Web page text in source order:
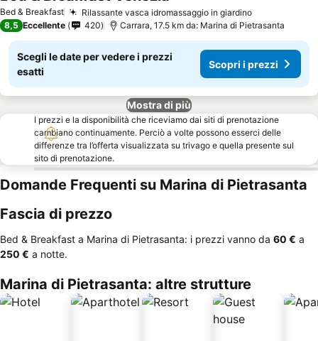
Bed & Breakfast Rilassante vasca idromassaggio in giardino
8,5 Eccellente 420 Carrara, 17.5 km da: Marina di Pietrasanta
Scegli le date per vedere i prezzi
esatti
Scopri i prezzi
Mostra di più
I prezzi e la disponibilità che riceviamo dai siti di prenotazione
cambiano continuamente. Perciò a volte possono esserci delle
differenze tra l’offerta visualizzata su trivago e quella presente sul
sito di prenotazione.
Domande Frequenti su Marina di Pietrasanta
Fascia di prezzo
Bed & Breakfast a Marina di Pietrasanta: i prezzi vanno da ‎60 € a
‎250 € a notte.
Marina di Pietrasanta: altre strutture